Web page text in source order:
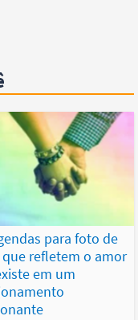
para foto de
que refletem o amor
em um